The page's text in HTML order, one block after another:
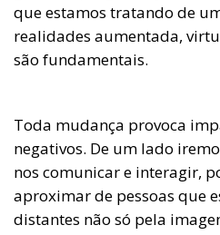
que estamos tratando de
realidades aumentada,
são fundamentais.
Toda mudança provoca
negativos. De um lado
nos comunicar e interagir,
aproximar de pessoas que
distantes não só pela